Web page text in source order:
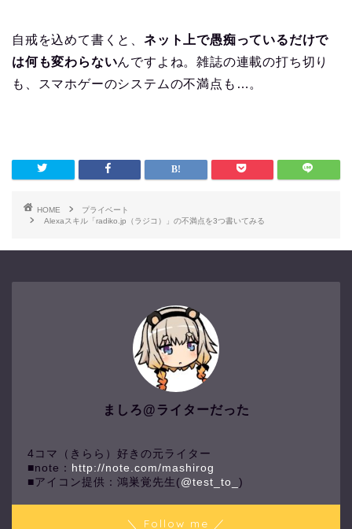
自戒を込めて書くと、 ネット上で愚痴っているだけで
は何も変わらないんですよね。雑誌の連載の打ち切り
も、スマホゲーのシステムの不満点も…。
HOME
プライベート
Alexaスキル「radiko.jp（ラジコ）」の不満点を3つ書いてみる
ましろ@ライターだった
4コマ（きらら）好きの元ライター
■note： http://note.com/mashirog
■アイコン提供：鴻巣覚先生( @test_to_ )
＼ Follow me ／